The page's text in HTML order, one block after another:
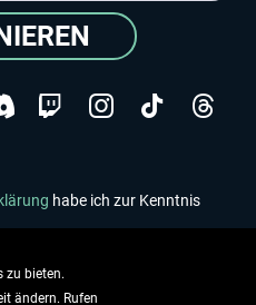
habe ich zur Kenntnis
zu bieten.
ändern. Rufen